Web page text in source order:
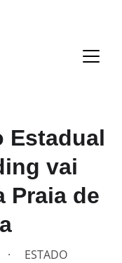
Estadual
vai
Praia de
ESTADO